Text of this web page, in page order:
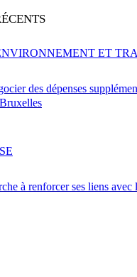
des dépenses
ET
à renforcer ses liens